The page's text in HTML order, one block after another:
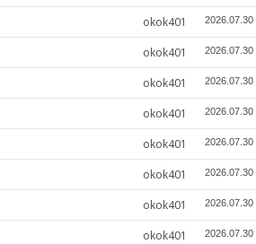
okok401 2026.07.30
okok401 2026.07.30
okok401 2026.07.30
okok401 2026.07.30
okok401 2026.07.30
okok401 2026.07.30
okok401 2026.07.30
okok401 2026.07.30